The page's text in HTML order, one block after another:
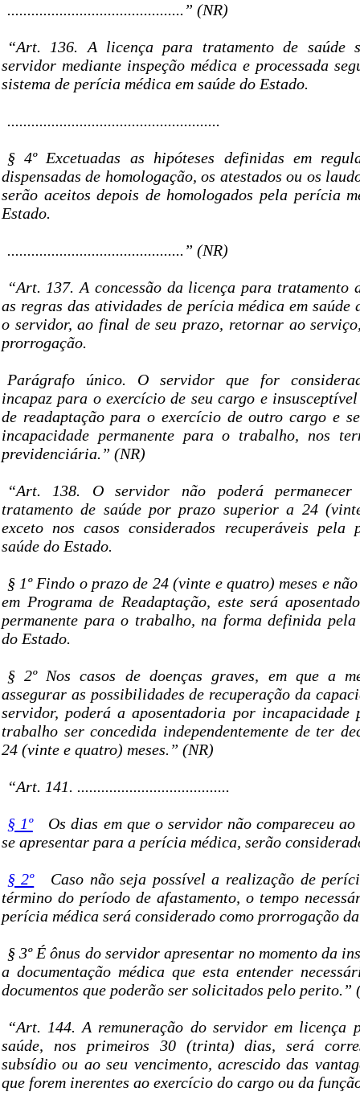
............................................” (NR)
“Art. 136. A licença para tratamento de saúde
servidor mediante inspeção médica e processada
sistema de perícia médica em saúde do Estado.
.....................................................
§ 4º Excetuadas as hipóteses definidas em
dispensadas de homologação, os atestados ou os
serão aceitos depois de homologados pela perícia
Estado.
............................................” (NR)
“Art. 137. A concessão da licença para tratamento
as regras das atividades de perícia médica em saúde
o servidor, ao final de seu prazo, retornar ao
prorrogação.
Parágrafo único. O servidor que for
incapaz para o exercício de seu cargo e
de readaptação para o exercício de outro cargo e
incapacidade permanente para o trabalho, nos
previdenciária.” (NR)
“Art. 138. O servidor não poderá
tratamento de saúde por prazo superior a 24
exceto nos casos considerados recuperáveis pela
saúde do Estado.
§ 1º Findo o prazo de 24 (vinte e quatro) meses e
em Programa de Readaptação, este será
permanente para o trabalho, na forma definida
do Estado.
§ 2º Nos casos de doenças graves, em que a
assegurar as possibilidades de recuperação da
servidor, poderá a aposentadoria por incapacidade
trabalho ser concedida independentemente de ter
24 (vinte e quatro) meses.” (NR)
“Art. 141. ......................................
§ 1º
Os dias em que o servidor não compareceu
se apresentar para a perícia médica, serão
§ 2º
Caso não seja possível a realização de
término do período de afastamento, o tempo
perícia médica será considerado como prorrogação
§ 3º É ônus do servidor apresentar no momento da
a documentação médica que esta entender
documentos que poderão ser solicitados pelo perito.”
“Art. 144. A remuneração do servidor em licença
saúde, nos primeiros 30 (trinta) dias, será
subsídio ou ao seu vencimento, acrescido das
que forem inerentes ao exercício do cargo ou da